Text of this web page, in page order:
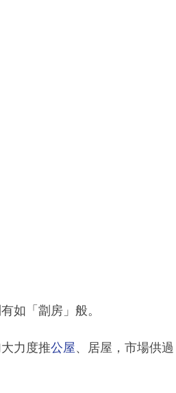
如「劏房」般。
力度推公屋、居屋，市場供過